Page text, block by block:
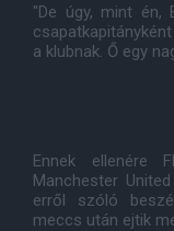
"De úgy, mint én,
a klubnak. Ő egy
Ennek ellenére
Manchester
erről szóló
meccs után ejtik